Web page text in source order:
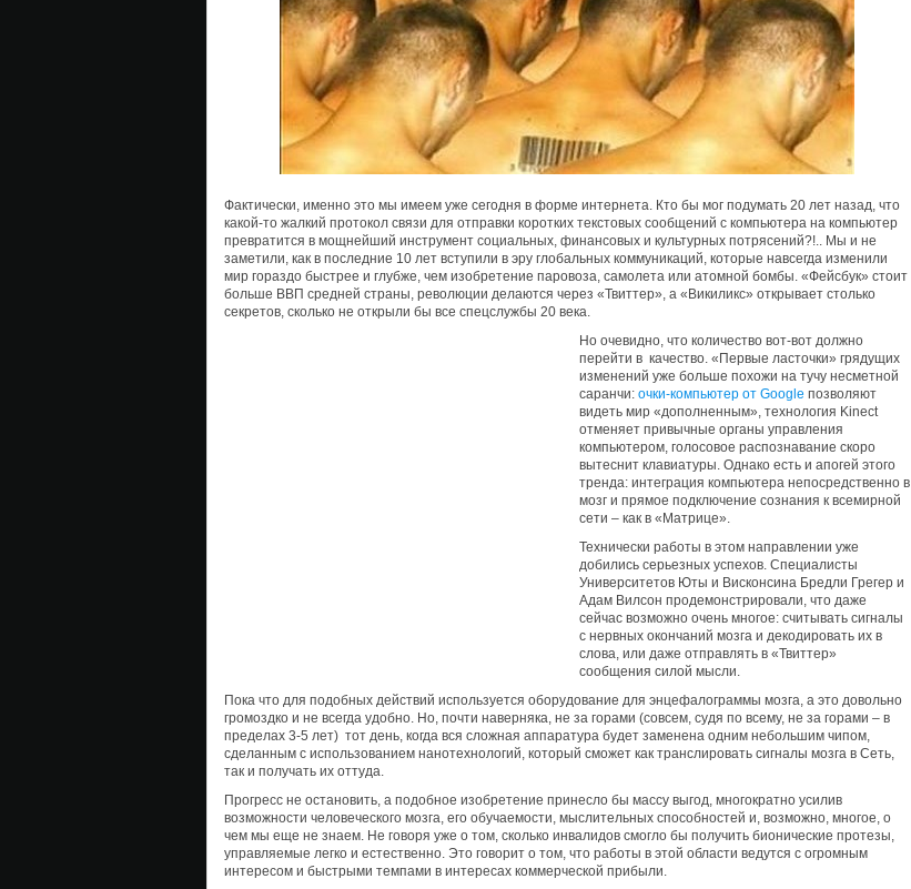
Фактически, именно это мы имеем уже сегодня в форме интернета. Кто бы мог подумать 20 лет назад, что
какой-то жалкий протокол связи для отправки коротких текстовых сообщений с компьютера на компьютер
превратится в мощнейший инструмент социальных, финансовых и культурных потрясений?!.. Мы и не
заметили, как в последние 10 лет вступили в эру глобальных коммуникаций, которые навсегда изменили
мир гораздо быстрее и глубже, чем изобретение паровоза, самолета или атомной бомбы. «Фейсбук» стоит
больше ВВП средней страны, революции делаются через «Твиттер», а «Викиликс» открывает столько
секретов, сколько не открыли бы все спецслужбы 20 века.
Но очевидно, что количество вот-вот должно
перейти в качество. «Первые ласточки» грядущих
изменений уже больше похожи на тучу несметной
саранчи: очки-компьютер от Google позволяют
видеть мир «дополненным», технология Kinect
отменяет привычные органы управления
компьютером, голосовое распознавание скоро
вытеснит клавиатуры. Однако есть и апогей этого
тренда: интеграция компьютера непосредственно в
мозг и прямое подключение сознания к всемирной
сети – как в «Матрице».
Технически работы в этом направлении уже
добились серьезных успехов. Специалисты
Университетов Юты и Висконсина Бредли Грегер и
Адам Вилсон продемонстрировали, что даже
сейчас возможно очень многое: считывать сигналы
с нервных окончаний мозга и декодировать их в
слова, или даже отправлять в «Твиттер»
сообщения силой мысли.
Пока что для подобных действий используется оборудование для энцефалограммы мозга, а это довольно
громоздко и не всегда удобно. Но, почти наверняка, не за горами (совсем, судя по всему, не за горами – в
пределах 3-5 лет) тот день, когда вся сложная аппаратура будет заменена одним небольшим чипом,
сделанным с использованием нанотехнологий, который сможет как транслировать сигналы мозга в Сеть,
так и получать их оттуда.
Прогресс не остановить, а подобное изобретение принесло бы массу выгод, многократно усилив
возможности человеческого мозга, его обучаемости, мыслительных способностей и, возможно, многое, о
чем мы еще не знаем. Не говоря уже о том, сколько инвалидов смогло бы получить бионические протезы,
управляемые легко и естественно. Это говорит о том, что работы в этой области ведутся с огромным
интересом и быстрыми темпами в интересах коммерческой прибыли.